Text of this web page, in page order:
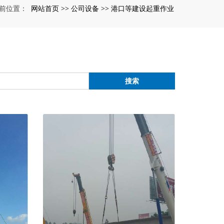
位置： 网站首页 >> 公司设备 >> 港口等建设起重作业
搜索